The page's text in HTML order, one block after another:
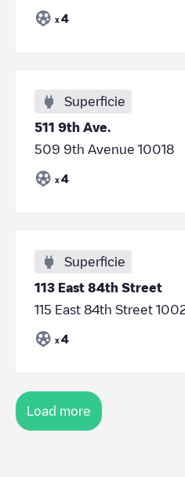
x 4
Superficie
511 9th Ave.
509 9th Avenue 10018
x 4
Superficie
113 East 84th Street
115 East 84th Street
x 4
Load more